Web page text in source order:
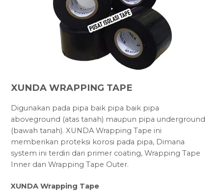
XUNDA WRAPPING TAPE
Digunakan pada pipa baik pipa baik pipa
aboveground (atas tanah) maupun pipa underground
(bawah tanah). XUNDA Wrapping Tape ini
memberikan proteksi korosi pada pipa, Dimana
system ini terdiri dari primer coating, Wrapping Tape
Inner dan Wrapping Tape Outer.
XUNDA Wrapping Tape